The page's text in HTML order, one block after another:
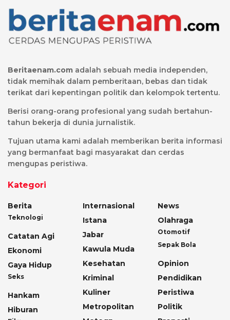
Beritaenam.com adalah sebuah media independen,
tidak memihak dalam pemberitaan, bebas dan tidak
terikat dari kepentingan politik dan kelompok tertentu.
Berisi orang-orang profesional yang sudah bertahun-
tahun bekerja di dunia jurnalistik.
Tujuan utama kami adalah memberikan berita informasi
yang bermanfaat bagi masyarakat dan cerdas
mengupas peristiwa.
Kategori
Berita
Teknologi
Catatan Agi
Ekonomi
Gaya Hidup
Seks
Hankam
Hiburan
Internasional
Istana
Jabar
Kawula Muda
Kesehatan
Kriminal
Kuliner
Metropolitan
News
Olahraga
Otomotif
Sepak Bola
Opinion
Pendidikan
Peristiwa
Politik